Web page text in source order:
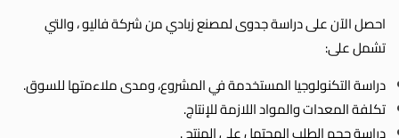
احصل الآن على دراسة جدوى لمصنع زبادي من شركة فاليو ، والتي
تشمل على:
دراسة التكنولوجيا المستخدمة في المشروع، ومدى ملاءمتها للسوق.
تكلفة المعدات والمواد اللازمة للإنتاج.